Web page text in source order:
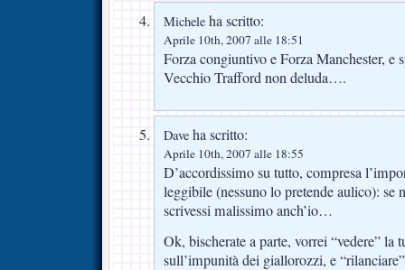
Michele ha scritto:
Aprile 10th, 2007 alle 18:51
Forza congiuntivo e Forza Manchester, e
Vecchio Trafford non deluda….
Dave ha scritto:
Aprile 10th, 2007 alle 18:55
D’accordissimo su tutto, compresa
leggibile (nessuno lo pretende aulico): se
scrivessi malissimo anch’io…
Ok, bischerate a parte, vorrei “vedere” la
sull’impunità dei giallorozzi, e